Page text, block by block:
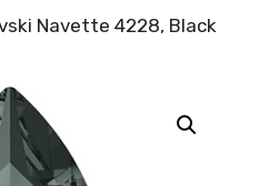
Navette 4228, Black